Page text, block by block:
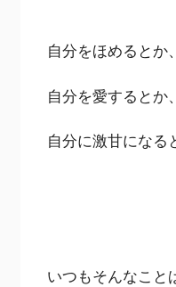
自分をほめるとか、
自分を愛するとか、
自分に激甘になる
いつもそんなこと